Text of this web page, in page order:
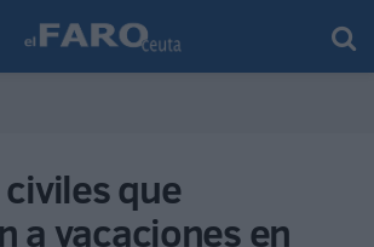
que
a vacaciones en